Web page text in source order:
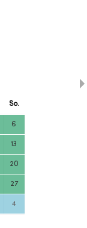
So.
6
13
20
27
4